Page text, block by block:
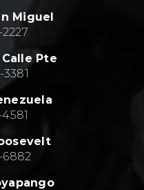
Miguel
2227
Pte
3381
4581
6882